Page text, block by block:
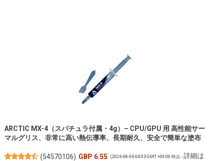
ARCTIC MX-4（スパチュラ付属・4g）– CPU/GPU 用 高性能サー
マルグリス、非常に高い熱伝導率、長期耐久、安全で簡単な塗布
(54570106) GBP 6.55 (2026-08-06 04:03 GMT +09:00 時点 -詳細は